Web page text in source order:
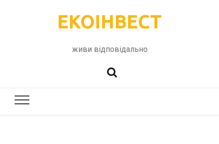
ЕКОІНВЕСТ
живи відповідально